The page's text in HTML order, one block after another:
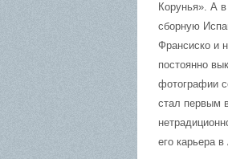
Корунья». А
сборную
Франсиско и
постоянно
фотографии
стал первым
его карьера